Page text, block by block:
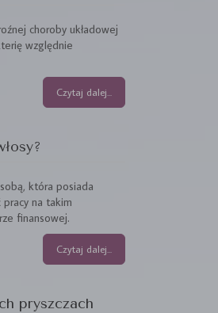
choroby układowej
względnie
Czytaj dalej...
która posiada
na takim
finansowej.
Czytaj dalej...
pryszczach